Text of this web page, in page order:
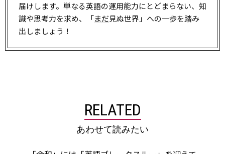
届けします。単なる英語の運用能力にとどまらない、知
識や思考力を求め、「まだ見ぬ世界」への一歩を踏み
出しましょう！
RELATED
あわせて読みたい